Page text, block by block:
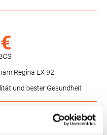
Regina EX 92
und bester Gesundheit